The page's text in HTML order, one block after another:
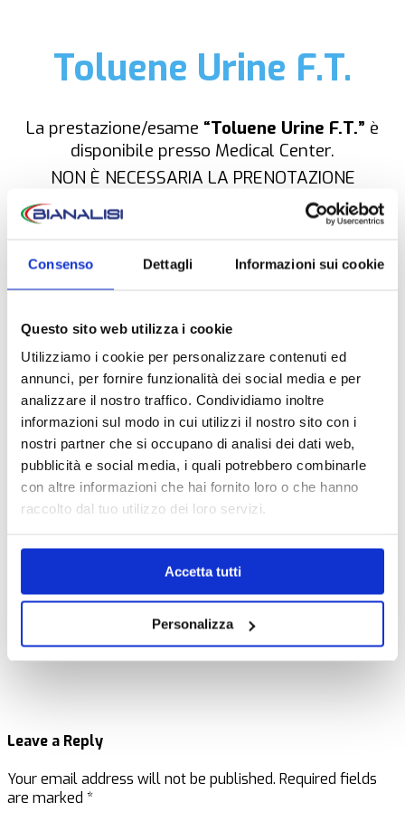
Consenso Dettagli Informazioni sui cookie
Questo sito web utilizza i cookie
Utilizziamo i cookie per personalizzare contenuti ed
annunci, per fornire funzionalità dei social media e per
analizzare il nostro traffico. Condividiamo inoltre
informazioni sul modo in cui utilizzi il nostro sito con i
nostri partner che si occupano di analisi dei dati web,
pubblicità e social media, i quali potrebbero combinarle
con altre informazioni che hai fornito loro o che hanno
raccolto dal tuo utilizzo dei loro servizi.
Accetta tutti
Personalizza
Toluene Urine F.T.
La prestazione/esame “Toluene Urine F.T.” è
disponibile presso Medical Center.
NON È NECESSARIA LA PRENOTAZIONE
OPZIONI DI CONTATTO
+39.0331.958.095
WhatsApp
info@medicalcentersrl.it
Leave a Reply
Your email address will not be published. Required fields
are marked *